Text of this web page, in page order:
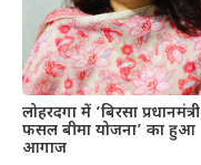
लोहरदगा में ‘बिरसा प्रधानमंत्री
फसल बीमा योजना’ का हुआ
आगाज